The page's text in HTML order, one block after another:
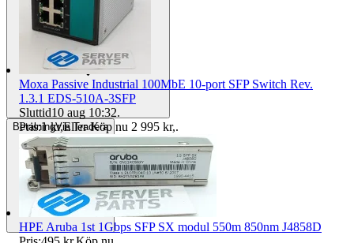
BetalningVia Tradera
Moxa Passive Industrial 100MbE 10-port SFP Switch Rev.
1.3.1 EDS-510A-3SFP
Sluttid10 aug 10:32.
Pris:1 kr,Eller Köp nu 2 995 kr,.
HPE Aruba 1st 1Gbps SFP SX modul 550m 850nm J4858D